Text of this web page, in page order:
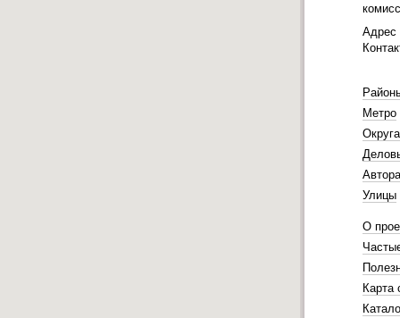
Адрес
Метро
Округа
Улицы
О
Карта